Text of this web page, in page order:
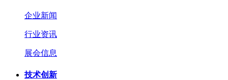
企业新闻
行业资讯
展会信息
技术创新